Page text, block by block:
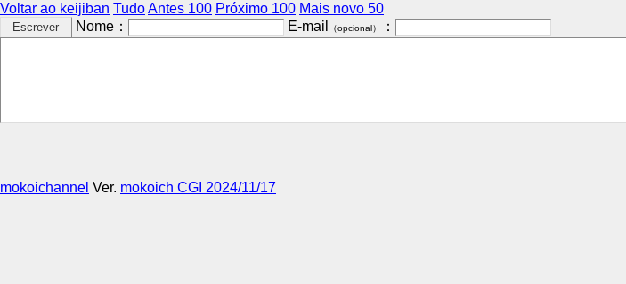
Voltar ao keijiban TudoAntes 100 Próximo 100 Mais novo 50
Nome：
E-mail （opcional） ：
mokoichannel Ver. mokoich CGI 2024/11/17